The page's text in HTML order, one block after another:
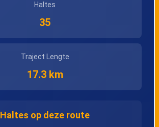
Haltes
35
Traject Lengte
17.3 km
Haltes op deze route